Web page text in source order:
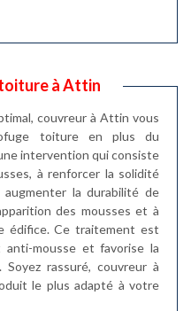
à Attin
couvreur à Attin vous
toiture en plus du
intervention qui consiste
à renforcer la solidité
la durabilité de
des mousses et à
édifice. Ce traitement est
anti-mousse et favorise la
rassuré, couvreur à
le plus adapté à votre